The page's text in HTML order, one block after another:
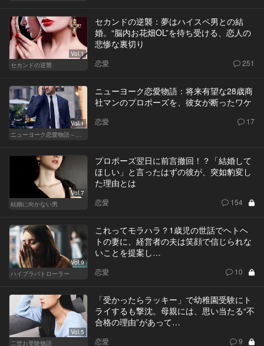
Vol.1
セカンドの逆襲
セカンドの逆襲：夢はハイスペ男との結
婚。“脳内お花畑OL”を待ち受ける、恋人の
悲惨な裏切り
恋愛 251
Vol.1
ニューヨーク恋愛物語：将来有望な28歳商
社マンのプロポーズを、彼女が断ったワケ
恋愛 17
Vol.7
結婚に向かない男
プロポーズ翌日に前言撤回！？「結婚して
ほしい」と言ったはずの彼が、突如豹変し
た理由とは
恋愛 154
Vol.9
ハイブラパトローラー
これってモラハラ？1歳児の世話でヘトヘ
トの妻に、経営者の夫は笑顔で信じられな
いことを提案し…
恋愛 10
Vol.5
二世お受験物語
「受かったらラッキー」で幼稚園受験にト
ライするも撃沈。母親には、思い当たる“不
合格の理由”があって…
恋愛 9